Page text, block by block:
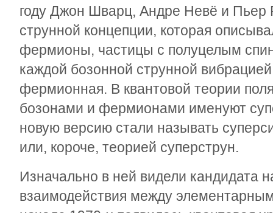
году Джон Шварц, Андре Невё и
струнной концепции, которая
фермионы, частицы с полуцелым
каждой бозонной струнной
фермионная. В квантовой теории
бозонами и фермионами именуют
новую версию стали называть
или, короче, теорией суперструн.
Изначально в ней видели кандидата
взаимодействия между